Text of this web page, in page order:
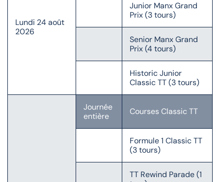
Lundi 24 août
2026
Junior Manx Grand
Prix (3 tours)
Senior Manx Grand
Prix (4 tours)
Historic Junior
Classic TT (3 tours)
Journée
entière
Courses Classic TT
Formule 1 Classic TT
(3 tours)
TT Rewind Parade (1